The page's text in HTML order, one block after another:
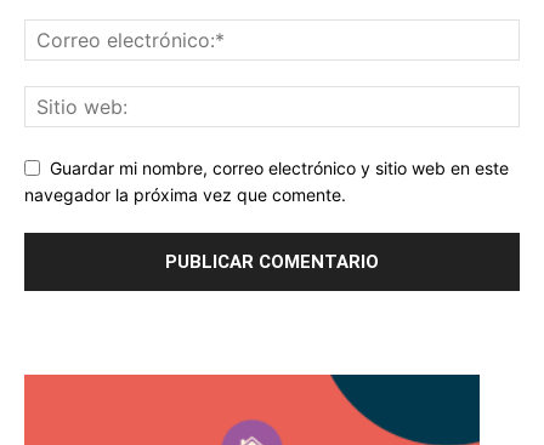
Guardar mi nombre, correo electrónico y sitio web en este
navegador la próxima vez que comente.